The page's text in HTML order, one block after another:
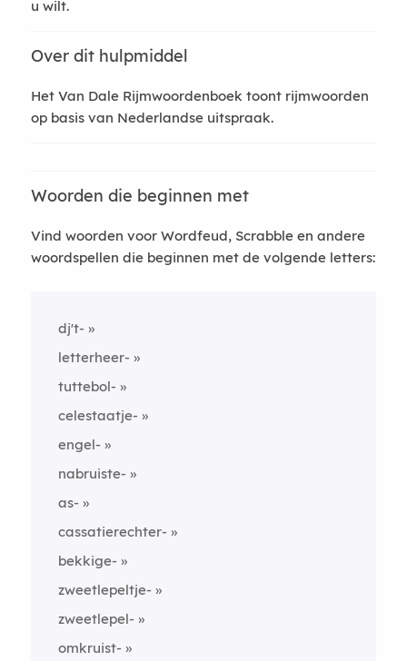
u wilt.
Over dit hulpmiddel
Het Van Dale Rijmwoordenboek toont rijmwoorden
op basis van Nederlandse uitspraak.
Woorden die beginnen met
Vind woorden voor Wordfeud, Scrabble en andere
woordspellen die beginnen met de volgende letters:
dj't-
letterheer-
tuttebol-
celestaatje-
engel-
nabruiste-
as-
cassatierechter-
bekkige-
zweetlepeltje-
zweetlepel-
omkruist-